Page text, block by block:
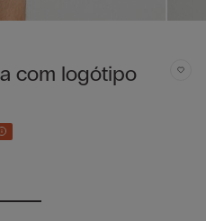
com logótipo